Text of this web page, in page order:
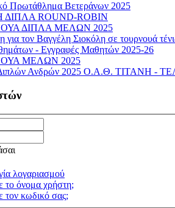
Πρωτάθλημα Βετεράνων 2025
ROUND-ROBIN
ΔΙΠΛΑ ΜΕΛΩΝ 2025
τον Βαγγέλη Σιοκόλη σε τουρνουά
- Εγγραφές Μαθητών 2025-26
ΜΕΛΩΝ 2025
Διπλών Ανδρών 2025 Ο.Α.Θ. ΤΙΤΑΝΗ -
λογαριασμού
το όνομα χρήστη;
τον κωδικό σας;